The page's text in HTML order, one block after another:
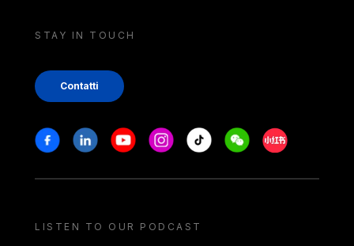
STAY IN TOUCH
Contatti
Stay in touch
FacebookLinkedinYoutubeInstagram
Tiktok WeechatXiaohongshu/
LISTEN TO OUR PODCAST